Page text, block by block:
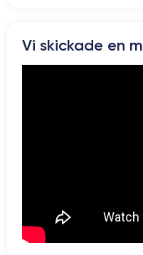
Vi skickade en